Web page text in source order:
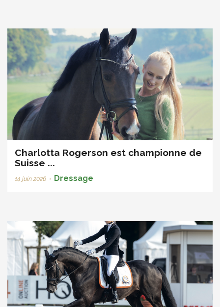
Charlotta Rogerson est championne de
Suisse ...
14 juin 2026 • Dressage